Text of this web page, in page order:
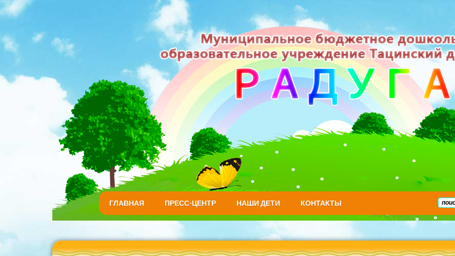
ГЛАВНАЯ ПРЕСС-ЦЕНТР НАШИ ДЕТИ КОНТАКТЫ